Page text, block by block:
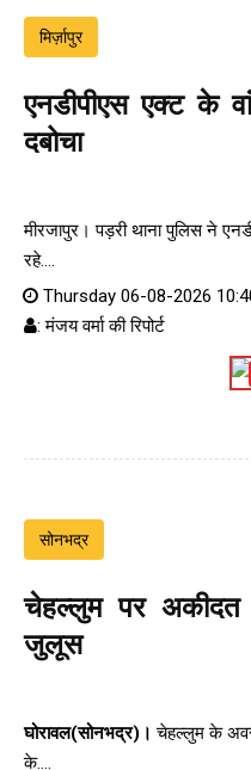
मिर्ज़ापुर
एनडीपीएस एक्ट के
दबोचा
मीरजापुर। पड़री थाना पुलिस ने
रहे....
Thursday 06-08-2026
: मंजय वर्मा की रिपोर्ट
सोनभद्र
चेहल्लुम पर अकीदत
जुलूस
घोरावल(सोनभद्र)। चेहल्लुम के
के....